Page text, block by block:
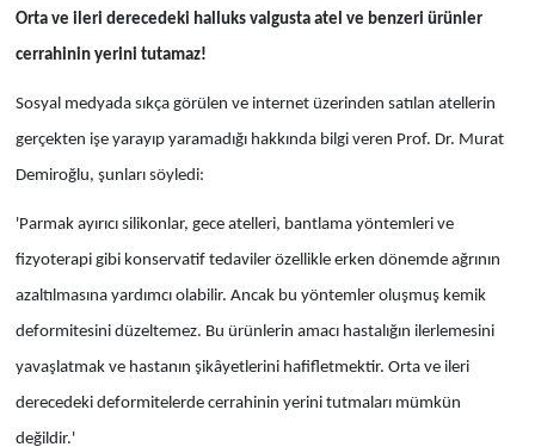
Orta ve ileri derecedeki halluks valgusta atel ve benzeri ürünler
cerrahinin yerini tutamaz!
Sosyal medyada sıkça görülen ve internet üzerinden satılan atellerin
gerçekten işe yarayıp yaramadığı hakkında bilgi veren Prof. Dr. Murat
Demiroğlu, şunları söyledi:
'Parmak ayırıcı silikonlar, gece atelleri, bantlama yöntemleri ve
fizyoterapi gibi konservatif tedaviler özellikle erken dönemde ağrının
azaltılmasına yardımcı olabilir. Ancak bu yöntemler oluşmuş kemik
deformitesini düzeltemez. Bu ürünlerin amacı hastalığın ilerlemesini
yavaşlatmak ve hastanın şikâyetlerini hafifletmektir. Orta ve ileri
derecedeki deformitelerde cerrahinin yerini tutmaları mümkün
değildir.'